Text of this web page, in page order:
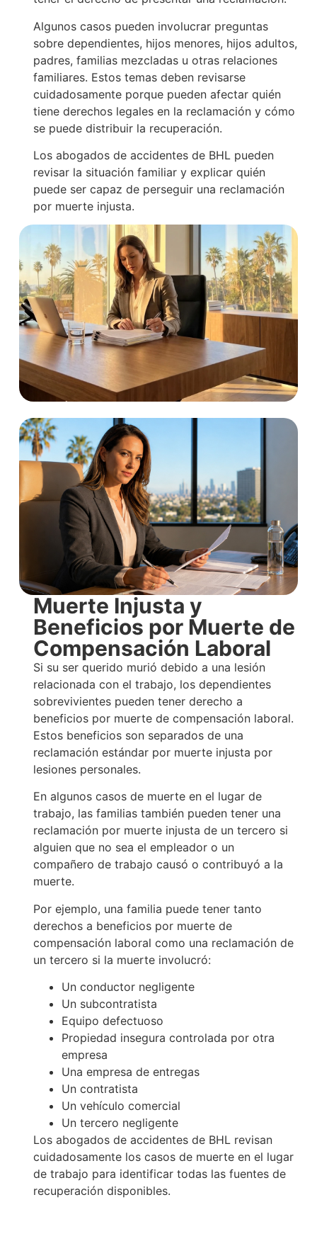
Algunos casos pueden involucrar preguntas
sobre dependientes, hijos menores, hijos adultos,
padres, familias mezcladas u otras relaciones
familiares. Estos temas deben revisarse
cuidadosamente porque pueden afectar quién
tiene derechos legales en la reclamación y cómo
se puede distribuir la recuperación.
Los abogados de accidentes de BHL pueden
revisar la situación familiar y explicar quién
puede ser capaz de perseguir una reclamación
por muerte injusta.
Muerte Injusta y
Beneficios por Muerte de
Compensación Laboral
Si su ser querido murió debido a una lesión
relacionada con el trabajo, los dependientes
sobrevivientes pueden tener derecho a
beneficios por muerte de compensación laboral.
Estos beneficios son separados de una
reclamación estándar por muerte injusta por
lesiones personales.
En algunos casos de muerte en el lugar de
trabajo, las familias también pueden tener una
reclamación por muerte injusta de un tercero si
alguien que no sea el empleador o un
compañero de trabajo causó o contribuyó a la
muerte.
Por ejemplo, una familia puede tener tanto
derechos a beneficios por muerte de
compensación laboral como una reclamación de
un tercero si la muerte involucró:
Un conductor negligente
Un subcontratista
Equipo defectuoso
Propiedad insegura controlada por otra
empresa
Una empresa de entregas
Un contratista
Un vehículo comercial
Un tercero negligente
Los abogados de accidentes de BHL revisan
cuidadosamente los casos de muerte en el lugar
de trabajo para identificar todas las fuentes de
recuperación disponibles.